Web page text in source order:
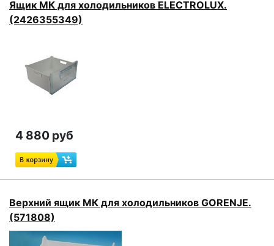
Ящик МК для холодильников ELECTROLUX.
(2426355349)
4 880 руб
Верхний ящик МК для холодильников GORENJE.
(571808)